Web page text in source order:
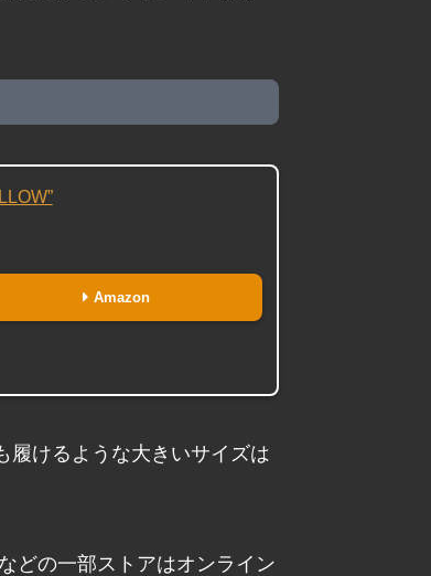
Amazon
履けるような大きいサイズは
どの一部ストアはオンライン